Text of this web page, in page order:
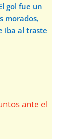
gol fue un
morados,
iba al traste